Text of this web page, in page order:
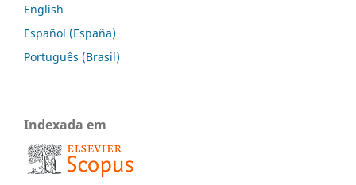
English
Español (España)
Português (Brasil)
Indexada em